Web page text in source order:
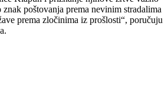
poštovanja prema nevinim stradalima
prema zločinima iz prošlosti“, poručuju